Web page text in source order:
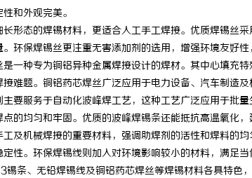
和外观完美。
长形态的焊锡材料，更适合人工手工焊接。优质焊锡丝
环保焊锡丝更注重无害添加剂的选用，增强环境友好性
是一种专为铜铝异种金属焊接设计的焊材。其中心填充
难题。铜铝药芯焊丝广泛应用于电力设备、汽车制造
主要服务于自动化波峰焊工艺，这种工艺广泛应用于批
的均匀和牢固。优质的波峰焊锡条还能抵抗高温氧化，
工及机械焊接的重要材料，强调助焊剂的活性和焊料的
性。环保焊锡线则加入对环境影响较小的材料，满足当
锡条、无铅焊锡线及铜铝药芯焊丝等焊锡材料各具特色
武汉配眼镜 上海配眼镜